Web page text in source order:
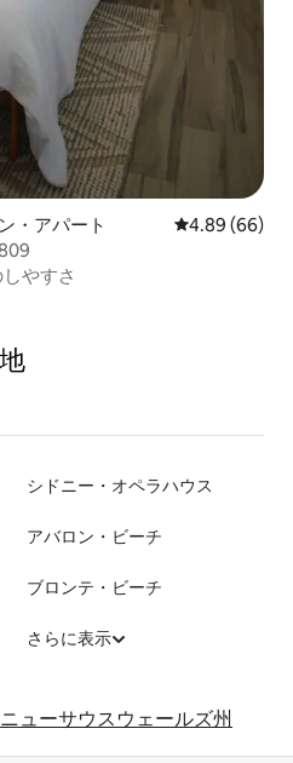
・アパート レビュー66件
4.89 (66)
やすさ
シドニー・オペラハウス
アバロン・ビーチ
ブロンテ・ビーチ
さらに表示
ニューサウスウェールズ州